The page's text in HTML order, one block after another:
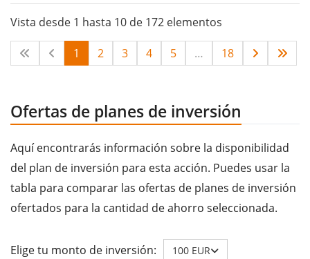
Vista desde 1 hasta 10 de 172 elementos
1 2 3 4 5 … 18
Ofertas de planes de inversión
Aquí encontrarás información sobre la disponibilidad
del plan de inversión para esta acción. Puedes usar la
tabla para comparar las ofertas de planes de inversión
ofertados para la cantidad de ahorro seleccionada.
Elige tu monto de inversión: 100 EUR